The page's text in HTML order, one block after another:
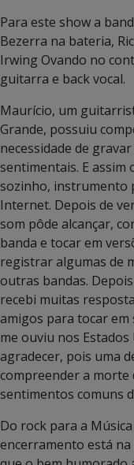
Para este show a
Bezerra na bateria,
Irwing Ovando no
guitarra e back vocal.
Maurício, um
Grande, possuiu
necessidade de
sentimentais. E assim
sozinho, instrumento
Internet. Depois de
som pôde alcançar,
banda e tocar em
registrar algumas de
outras bandas.
recebi muitas
amigos para tocar em
me ouviu nos
agradecer, pois uma
compreender a morte
sentimentos comuns
Do rock para a
encerramento está